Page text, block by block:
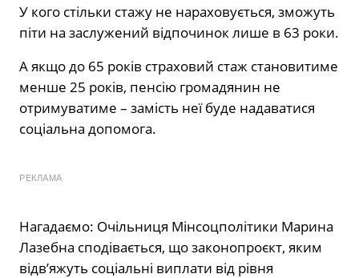
У кого стільки стажу не нараховується, зможуть
піти на заслужений відпочинок лише в 63 роки.
А якщо до 65 років страховий стаж становитиме
менше 25 років, пенсію громадянин не
отримуватиме – замість неї буде надаватися
соціальна допомога.
РЕКЛАМА
Нагадаємо: Очільниця Мінсоцполітики Марина
Лазебна сподівається, що законопроєкт, яким
відв’яжуть соціальні виплати від рівня